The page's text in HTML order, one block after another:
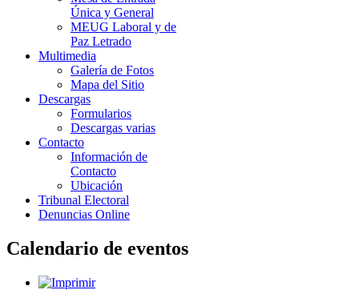
Única y General
MEUG Laboral y de
Paz Letrado
Multimedia
Galería de Fotos
Mapa del Sitio
Descargas
Formularios
Descargas varias
Contacto
Información de
Contacto
Ubicación
Tribunal Electoral
Denuncias Online
Calendario de eventos